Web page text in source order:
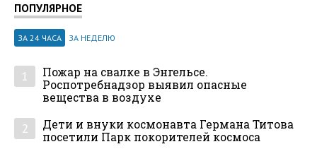
ПОПУЛЯРНОЕ
ЗА 24 ЧАСА ЗА НЕДЕЛЮ
1
Пожар на свалке в Энгельсе.
Роспотребнадзор выявил опасные
вещества в воздухе
2
Дети и внуки космонавта Германа Титова
посетили Парк покорителей космоса